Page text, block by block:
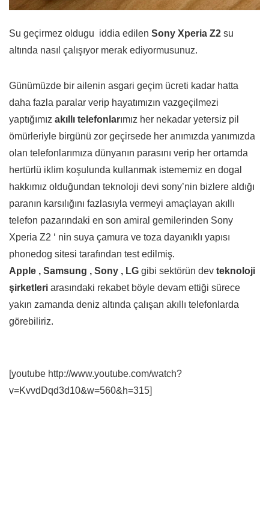
Su geçirmez oldugu iddia edilen Sony Xperia Z2 su
altında nasıl çalışıyor merak ediyormusunuz.
Günümüzde bir ailenin asgari geçim ücreti kadar hatta
daha fazla paralar verip hayatımızın vazgeçilmezi
yaptığımız akıllı telefonlarımız her nekadar yetersiz pil
ömürleriyle birgünü zor geçirsede her anımızda yanımızda
olan telefonlarımıza dünyanın parasını verip her ortamda
hertürlü iklim koşulunda kullanmak istememiz en dogal
hakkımız olduğundan teknoloji devi sony’nin bizlere aldığı
paranın karsılığını fazlasıyla vermeyi amaçlayan akıllı
telefon pazarındaki en son amiral gemilerinden Sony
Xperia Z2 ‘ nin suya çamura ve toza dayanıklı yapısı
phonedog sitesi tarafından test edilmiş.
Apple , Samsung , Sony , LG gibi sektörün dev teknoloji
şirketleri arasındaki rekabet böyle devam ettiği sürece
yakın zamanda deniz altında çalışan akıllı telefonlarda
görebiliriz.
[youtube http://www.youtube.com/watch?
v=KvvdDqd3d10&w=560&h=315]